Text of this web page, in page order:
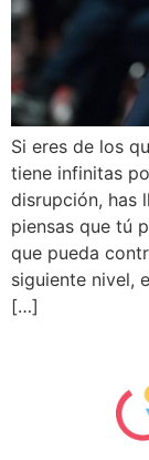
Si eres de los
tiene infinitas
disrupción, has
piensas que tú
que pueda
siguiente nivel,
[…]